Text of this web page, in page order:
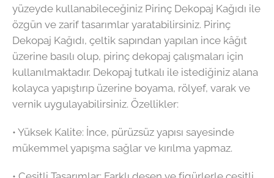
yüzeyde kullanabileceğiniz Pirinç Dekopaj Kağıdı ile
özgün ve zarif tasarımlar yaratabilirsiniz. Pirinç
Dekopaj Kağıdı, çeltik sapından yapılan ince kâğıt
üzerine basılı olup, pirinç dekopaj çalışmaları için
kullanılmaktadır. Dekopaj tutkalı ile istediğiniz alana
kolayca yapıştırıp üzerine boyama, rölyef, varak ve
vernik uygulayabilirsiniz. Özellikler:
•⁠ ⁠Yüksek Kalite: İnce, pürüzsüz yapısı sayesinde
mükemmel yapışma sağlar ve kırılma yapmaz.